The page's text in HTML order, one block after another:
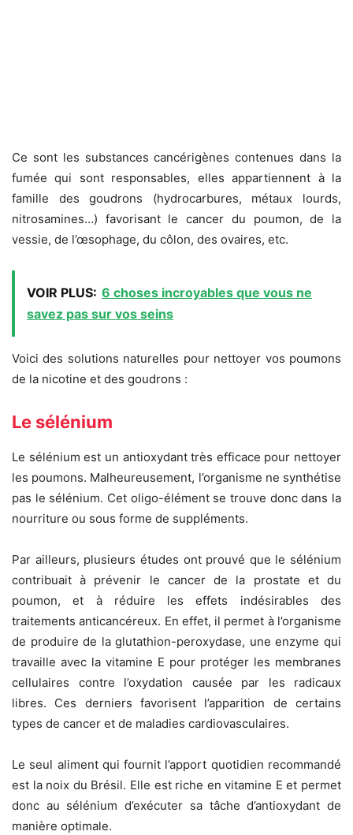
Ce sont les substances cancérigènes contenues dans la
fumée qui sont responsables, elles appartiennent à la
famille des goudrons (hydrocarbures, métaux lourds,
nitrosamines…) favorisant le cancer du poumon, de la
vessie, de l’œsophage, du côlon, des ovaires, etc.
VOIR PLUS: 6 choses incroyables que vous ne
savez pas sur vos seins
Voici des solutions naturelles pour nettoyer vos poumons
de la nicotine et des goudrons :
Le sélénium
Le sélénium est un antioxydant très efficace pour nettoyer
les poumons. Malheureusement, l’organisme ne synthétise
pas le sélénium. Cet oligo-élément se trouve donc dans la
nourriture ou sous forme de suppléments.
Par ailleurs, plusieurs études ont prouvé que le sélénium
contribuait à prévenir le cancer de la prostate et du
poumon, et à réduire les effets indésirables des
traitements anticancéreux. En effet, il permet à l’organisme
de produire de la glutathion-peroxydase, une enzyme qui
travaille avec la vitamine E pour protéger les membranes
cellulaires contre l’oxydation causée par les radicaux
libres. Ces derniers favorisent l’apparition de certains
types de cancer et de maladies cardiovasculaires.
Le seul aliment qui fournit l’apport quotidien recommandé
est la noix du Brésil. Elle est riche en vitamine E et permet
donc au sélénium d’exécuter sa tâche d’antioxydant de
manière optimale.